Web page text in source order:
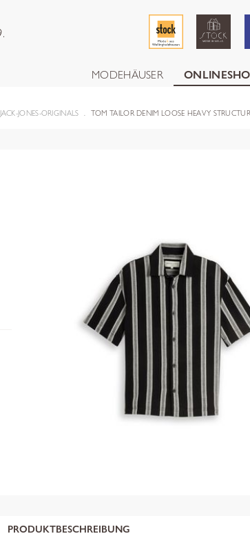
MODEHÄUSER
JACK-JONES-ORIGINALS TOM TAILOR DENIM LOOSE HEAVY
PRODUKTBESCHREIBUNG